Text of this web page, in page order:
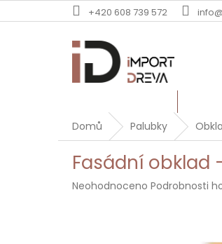
na
+420 608 739 572
Domů Palubky
Fasádní obklad
Průměrné
Neohodnoceno Podrobnosti